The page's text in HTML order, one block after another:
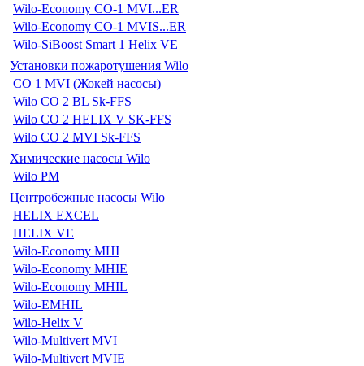
Wilo-Economy CO-1 MVI...ER
Wilo-Economy CO-1 MVIS...ER
Wilo-SiBoost Smart 1 Helix VE
Установки пожаротушения Wilo
CO 1 MVI (Жокей насосы)
Wilo CO 2 BL Sk-FFS
Wilo CO 2 HELIX V SK-FFS
Wilo CO 2 MVI Sk-FFS
Химические насосы Wilo
Wilo PM
Центробежные насосы Wilo
HELIX EXCEL
HELIX VE
Wilo-Economy MHI
Wilo-Economy MHIE
Wilo-Economy MHIL
Wilo-EMHIL
Wilo-Helix V
Wilo-Multivert MVI
Wilo-Multivert MVIE